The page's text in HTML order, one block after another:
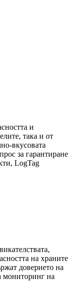
и
така и от
вкусовата
за гарантиране
LogTag
на храните
доверието на
мониторинг на